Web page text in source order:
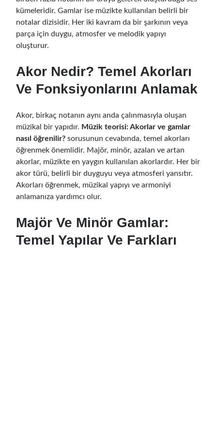
kümeleridir. Gamlar ise müzikte kullanılan belirli bir
notalar dizisidir. Her iki kavram da bir şarkının veya
parça için duygu, atmosfer ve melodik yapıyı
oluşturur.
Akor Nedir? Temel Akorları
Ve Fonksiyonlarını Anlamak
Akor, birkaç notanın aynı anda çalınmasıyla oluşan
müzikal bir yapıdır. Müzik teorisi: Akorlar ve gamlar
nasıl öğrenilir? sorusunun cevabında, temel akorları
öğrenmek önemlidir. Majör, minör, azalan ve artan
akorlar, müzikte en yaygın kullanılan akorlardır. Her bir
akor türü, belirli bir duyguyu veya atmosferi yansıtır.
Akorları öğrenmek, müzikal yapıyı ve armoniyi
anlamanıza yardımcı olur.
Majör Ve Minör Gamlar:
Temel Yapılar Ve Farkları